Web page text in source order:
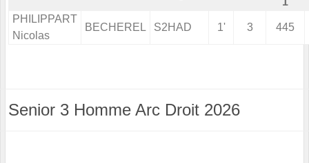
PHILIPPART
Nicolas
BECHEREL S2HAD 1' 3 445
Senior 3 Homme Arc Droit 2026